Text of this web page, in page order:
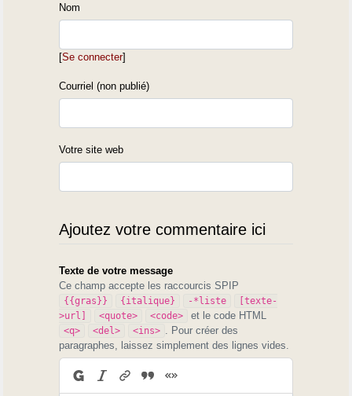
Nom
[Se connecter]
Courriel (non publié)
Votre site web
Ajoutez votre commentaire ici
Texte de votre message
Ce champ accepte les raccourcis SPIP
{{gras}} {italique} -*liste
[texte-
>url]
<quote> <code> et le code HTML
<q> <del> <ins>
. Pour créer des
paragraphes, laissez simplement des lignes vides.